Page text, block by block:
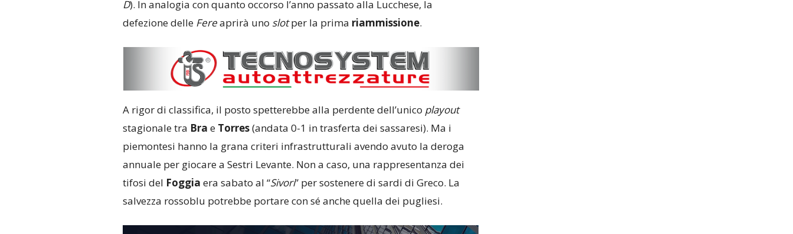
D). In analogia con quanto occorso l’anno passato alla Lucchese, la
defezione delle Fereaprirà uno slotper la prima riammissione.
A rigor di classifica, il posto spetterebbe alla perdente dell’unico playout
stagionale tra Bra e Torres(andata 0-1 in trasferta dei sassaresi). Ma i
piemontesi hanno la grana criteri infrastrutturali avendo avuto la deroga
annuale per giocare a Sestri Levante. Non a caso, una rappresentanza dei
tifosi del Foggia era sabato al “Sivori” per sostenere di sardi di Greco. La
salvezza rossoblu potrebbe portare con sé anche quella dei pugliesi.